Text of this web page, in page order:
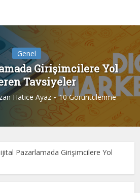
Genel
Girişimcilere Yol
Tavsiyeler
Hatice Ayaz 10 Görüntülenme
Pazarlamada Girişimcilere Yol